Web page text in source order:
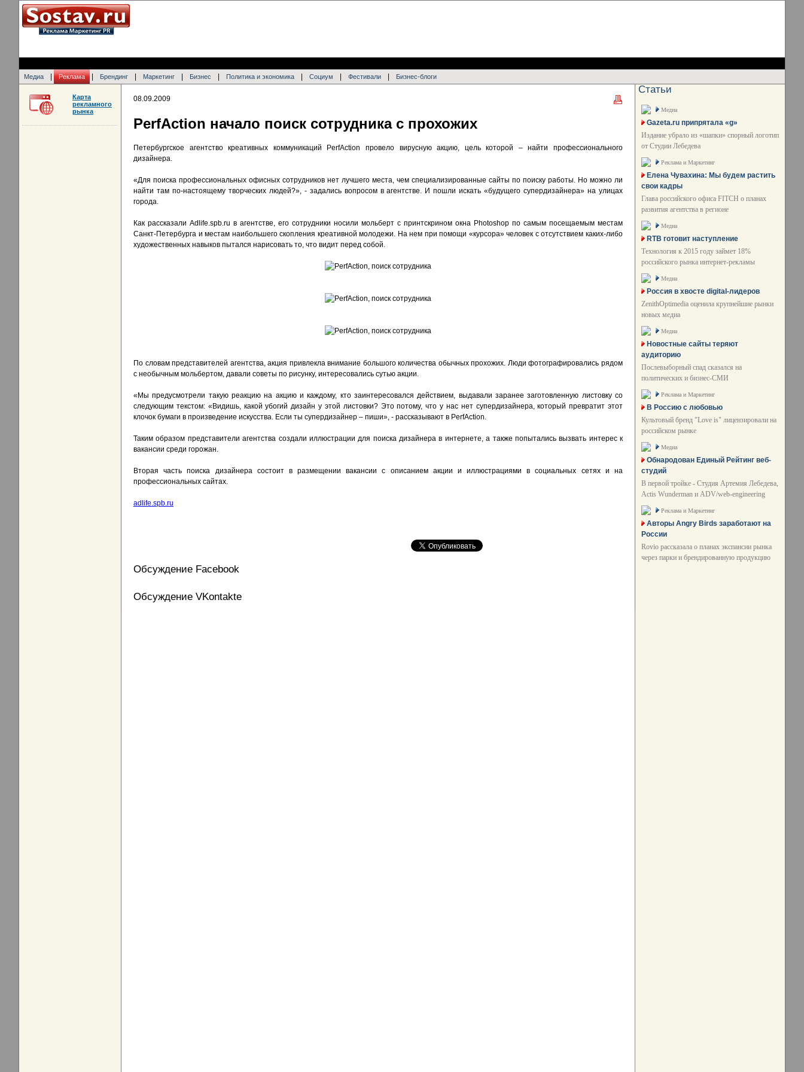
Медиа Реклама Брендинг Маркетинг Бизнес Политика и экономика Социум Фестивали Бизнес-блоги
08.09.2009
PerfAction начало поиск сотрудника с прохожих
Петербургское агентство креативных коммуникаций PerfAction провело вирусную акцию, цель которой – найти профессионального
дизайнера.
«Для поиска профессиональных офисных сотрудников нет лучшего места, чем специализированные сайты по поиску работы. Но можно ли
найти там по-настоящему творческих людей?», - задались вопросом в агентстве. И пошли искать «будущего супердизайнера» на улицах
города.
Как рассказали Adlife.spb.ru в агентстве, его сотрудники носили мольберт с принтскрином окна Photoshop по самым посещаемым местам
Санкт-Петербурга и местам наибольшего скопления креативной молодежи. На нем при помощи «курсора» человек с отсутствием каких-либо
художественных навыков пытался нарисовать то, что видит перед собой.
По словам представителей агентства, акция привлекла внимание большого количества обычных прохожих. Люди фотографировались рядом
с необычным мольбертом, давали советы по рисунку, интересовались сутью акции.
«Мы предусмотрели такую реакцию на акцию и каждому, кто заинтересовался действием, выдавали заранее заготовленную листовку со
следующим текстом: «Видишь, какой убогий дизайн у этой листовки? Это потому, что у нас нет супердизайнера, который превратит этот
клочок бумаги в произведение искусства. Если ты супердизайнер – пиши», - рассказывают в PerfAction.
Таким образом представители агентства создали иллюстрации для поиска дизайнера в интернете, а также попытались вызвать интерес к
вакансии среди горожан.
Вторая часть поиска дизайнера состоит в размещении вакансии с описанием акции и иллюстрациями в социальных сетях и на
профессиональных сайтах.
adlife.spb.ru
Обсуждение Facebook
Обсуждение VKontakte
Карта
рекламного
рынка
Статьи
Медиа
Gazeta.ru припрятала «g»
Издание убрало из «шапки» спорный логотип
от Студии Лебедева
Реклама и Маркетинг
Елена Чувахина: Мы будем растить
свои кадры
Глава российского офиса FITCH о планах
развития агентства в регионе
Медиа
RTB готовит наступление
Технология к 2015 году займет 18%
российского рынка интернет-рекламы
Медиа
Россия в хвосте digital-лидеров
ZenithOptimedia оценила крупнейшие рынки
новых медиа
Медиа
Новостные сайты теряют
аудиторию
Послевыборный спад сказался на
политических и бизнес-СМИ
Реклама и Маркетинг
В Россию с любовью
Культовый бренд "Love is" лицензировали на
российском рынке
Медиа
Обнародован Единый Рейтинг веб-
студий
В первой тройке - Студия Артемия Лебедева,
Actis Wunderman и ADV/web-engineering
Реклама и Маркетинг
Авторы Angry Birds заработают на
России
Rovio рассказала о планах экспансии рынка
через парки и брендированную продукцию